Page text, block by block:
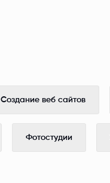
Создание веб сайтов
Фотостудии